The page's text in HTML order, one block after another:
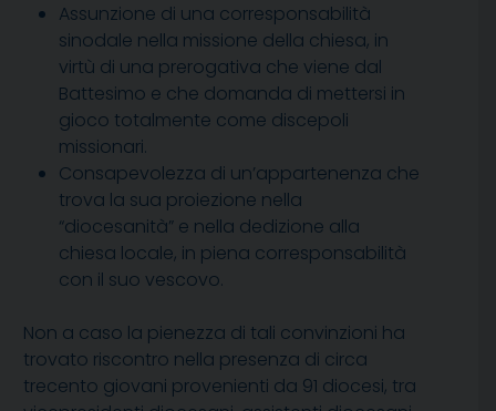
Assunzione di una corresponsabilità
sinodale nella missione della chiesa, in
virtù di una prerogativa che viene dal
Battesimo e che domanda di mettersi in
gioco totalmente come discepoli
missionari.
Consapevolezza di un’appartenenza che
trova la sua proiezione nella
“diocesanità” e nella dedizione alla
chiesa locale, in piena corresponsabilità
con il suo vescovo.
Non a caso la pienezza di tali convinzioni ha
trovato riscontro nella presenza di circa
trecento giovani provenienti da 91 diocesi, tra